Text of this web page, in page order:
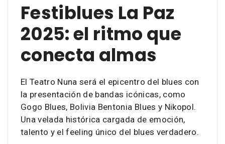
Festiblues La Paz
2025: el ritmo que
conecta almas
El Teatro Nuna será el epicentro del blues con
la presentación de bandas icónicas, como
Gogo Blues, Bolivia Bentonia Blues y Nikopol.
Una velada histórica cargada de emoción,
talento y el feeling único del blues verdadero.